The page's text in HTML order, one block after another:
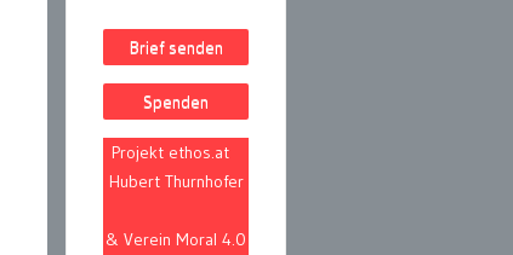
Brief senden
Spenden
Projekt ethos.at
Hubert Thurnhofer
& Verein Moral 4.0